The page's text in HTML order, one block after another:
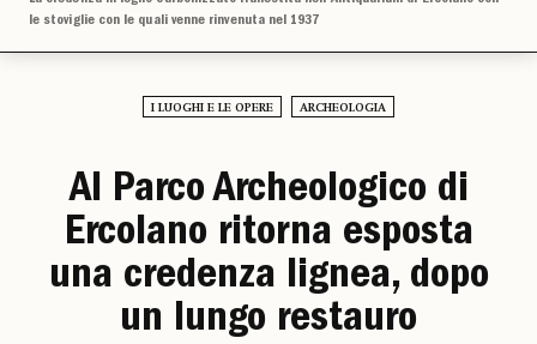
le stoviglie con le quali venne rinvenuta nel 1937
I LUOGHI E LE OPERE ARCHEOLOGIA
Al Parco Archeologico di
Ercolano ritorna esposta
una credenza lignea, dopo
un lungo restauro